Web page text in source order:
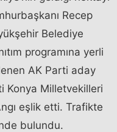
Recep
Belediye
programına yerli
AK Parti aday
Konya Milletvekilleri
eşlik etti. Trafikte
bulundu.